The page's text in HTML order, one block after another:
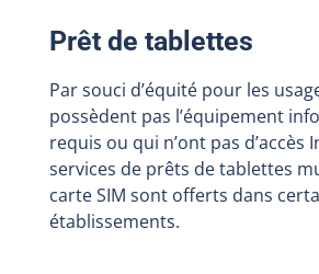
Prêt de tablettes
Par souci d’équité pour les
possèdent pas l’équipement
requis ou qui n’ont pas d’accès
services de prêts de tablettes
carte SIM sont offerts dans
établissements.